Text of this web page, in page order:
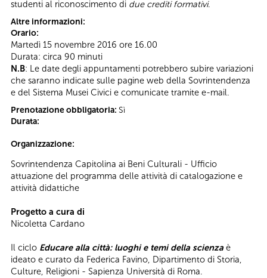
studenti al riconoscimento di due crediti formativi.
Altre informazioni:
Orario:
Martedì 15 novembre 2016 ore 16.00
Durata: circa 90 minuti
N.B: Le date degli appuntamenti potrebbero subire variazioni
che saranno indicate sulle pagine web della Sovrintendenza
e del Sistema Musei Civici e comunicate tramite e-mail.
Prenotazione obbligatoria: Sì
Durata:
Organizzazione:
Sovrintendenza Capitolina ai Beni Culturali - Ufficio
attuazione del programma delle attività di catalogazione e
attività didattiche
Progetto a cura di
Nicoletta Cardano
Il ciclo Educare alla città: luoghi e temi della scienza è
ideato e curato da Federica Favino, Dipartimento di Storia,
Culture, Religioni - Sapienza Università di Roma.